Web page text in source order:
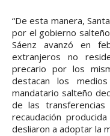
“De esta manera,
por el gobierno
Sáenz avanzó en
extranjeros no
precario por los
destacan los
mandatario salteño
de las transferencias
recaudación
desliaron a adoptar la